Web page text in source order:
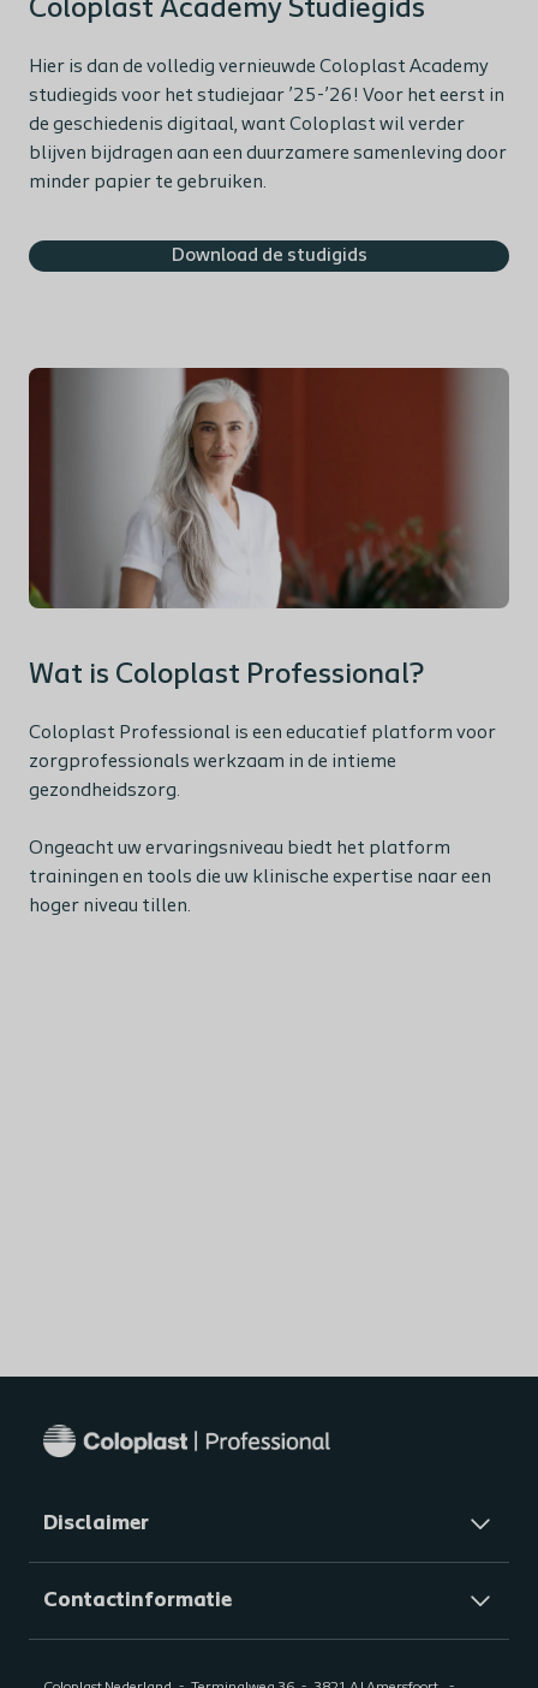
Coloplast Academy Studiegids
Hier is dan de volledig vernieuwde Coloplast Academy
studiegids voor het studiejaar ’25-’26! Voor het eerst in
de geschiedenis digitaal, want Coloplast wil verder
blijven bijdragen aan een duurzamere samenleving door
minder papier te gebruiken.
Download de studigids
Wat is Coloplast Professional?
Coloplast Professional is een educatief platform voor
zorgprofessionals werkzaam in de intieme
gezondheidszorg.
Ongeacht uw ervaringsniveau biedt het platform
trainingen en tools die uw klinische expertise naar een
hoger niveau tillen.
Disclaimer
Contactinformatie